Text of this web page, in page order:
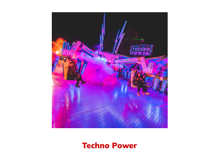
Techno Power